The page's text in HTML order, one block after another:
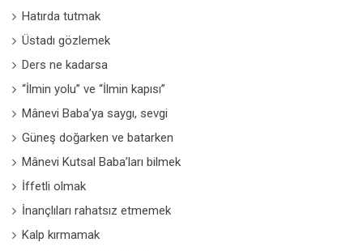
Hatırda tutmak
Üstadı gözlemek
Ders ne kadarsa
“İlmin yolu” ve “İlmin kapısı”
Mânevi Baba’ya saygı, sevgi
Güneş doğarken ve batarken
Mânevi Kutsal Baba’ları bilmek
İffetli olmak
İnançlıları rahatsız etmemek
Kalp kırmamak